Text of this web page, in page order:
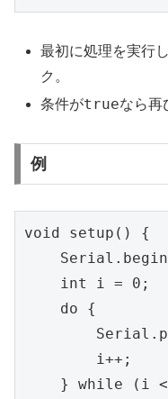
最初に処理を実行
ク。
条件がtrueなら再
例
void setup() {
    int i = 0;
    do {
        i++;
} while (i